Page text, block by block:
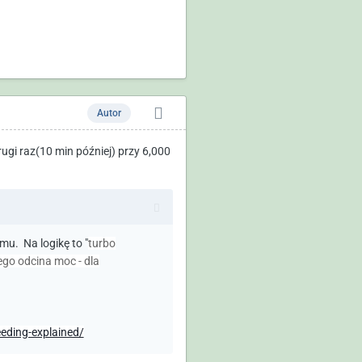
Autor
raz(10 min później) przy 6,000
Na logikę to "turbo
odcina moc - dla
explained/